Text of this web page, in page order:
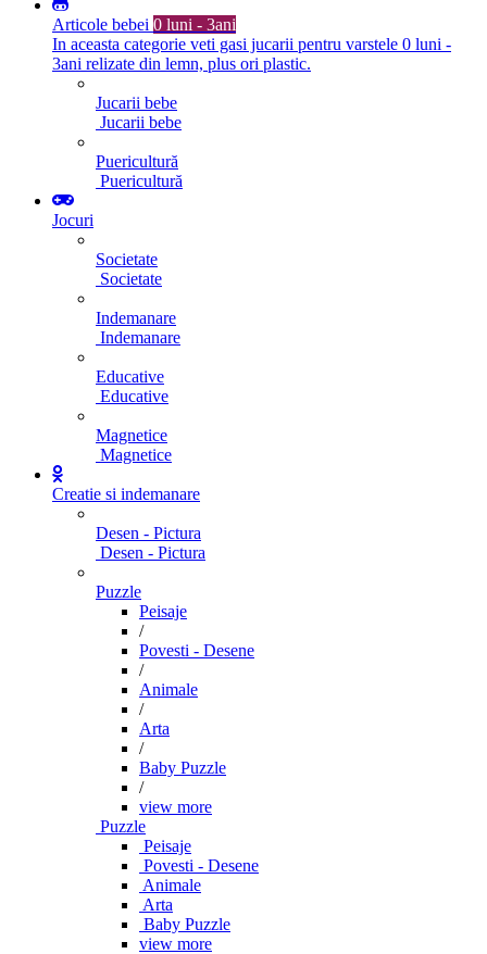
Articole bebei 0 luni - 3ani
In aceasta categorie veti gasi jucarii pentru varstele 0 luni -
3ani relizate din lemn, plus ori plastic.
Jucarii bebe
Jucarii bebe
Puericultură
Puericultură
Jocuri
Societate
Societate
Indemanare
Indemanare
Educative
Educative
Magnetice
Magnetice
Creatie si indemanare
Desen - Pictura
Desen - Pictura
Puzzle
Peisaje
/
Povesti - Desene
/
Animale
/
Arta
/
Baby Puzzle
/
view more
Puzzle
Peisaje
Povesti - Desene
Animale
Arta
Baby Puzzle
view more